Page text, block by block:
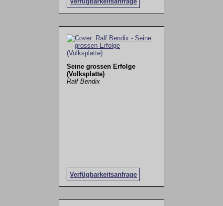
Seine grossen Erfolge
(Volksplatte)
Ralf Bendix
Verfügbarkeitsanfrage